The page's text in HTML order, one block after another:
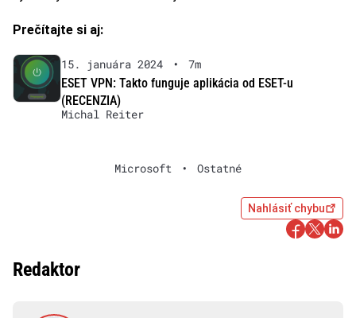
Prečítajte si aj:
15. januára 2024 •
7m
ESET VPN: Takto funguje aplikácia od ESET-u
(RECENZIA)
Michal Reiter
Microsoft • Ostatné
Nahlásiť chybu
Redaktor